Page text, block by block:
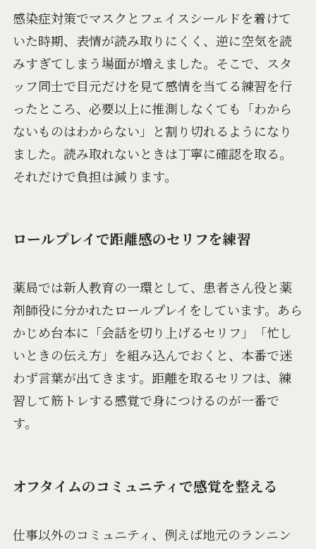
感染症対策でマスクとフェイスシールドを着けて
いた時期、表情が読み取りにくく、逆に空気を読
みすぎてしまう場面が増えました。そこで、スタ
ッフ同士で目元だけを見て感情を当てる練習を行
ったところ、必要以上に推測しなくても「わから
ないものはわからない」と割り切れるようになり
ました。読み取れないときは丁寧に確認を取る。
それだけで負担は減ります。
ロールプレイで距離感のセリフを練習
薬局では新人教育の一環として、患者さん役と薬
剤師役に分かれたロールプレイをしています。あら
かじめ台本に「会話を切り上げるセリフ」「忙し
いときの伝え方」を組み込んでおくと、本番で迷
わず言葉が出てきます。距離を取るセリフは、練
習して筋トレする感覚で身につけるのが一番で
す。
オフタイムのコミュニティで感覚を整える
仕事以外のコミュニティ、例えば地元のランニン